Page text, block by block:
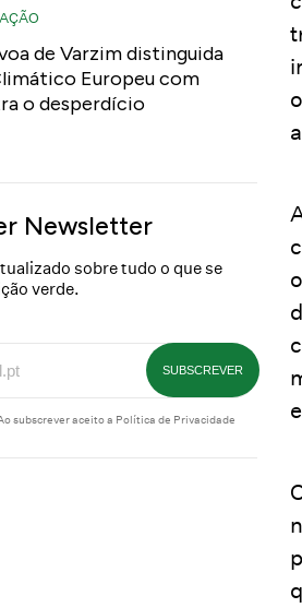
de Varzim distinguida
Europeu com
o desperdício
Newsletter
sobre tudo o que se
verde.
subscrever aceito a Política de Privacidade